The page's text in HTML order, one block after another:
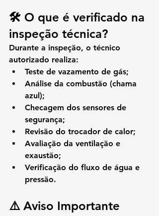
🛠️ O que é verificado na
inspeção técnica?
Durante a inspeção, o técnico
autorizado realiza:
Teste de vazamento de gás;
Análise da combustão (chama
azul);
Checagem dos sensores de
segurança;
Revisão do trocador de calor;
Avaliação da ventilação e
exaustão;
Verificação do fluxo de água e
pressão.
⚠️ Aviso Importante